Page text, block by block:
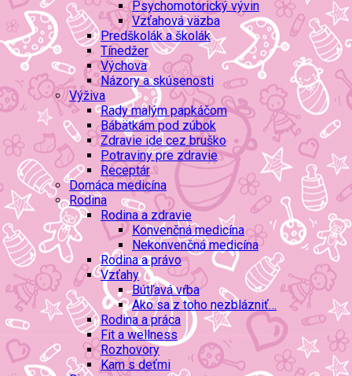
Psychomotorický vývin
Vzťahová väzba
Predškolák a školák
Tínedžer
Výchova
Názory a skúsenosti
Výživa
Rady malým papkáčom
Bábätkám pod zúbok
Zdravie ide cez bruško
Potraviny pre zdravie
Receptár
Domáca medicína
Rodina
Rodina a zdravie
Konvenčná medicína
Nekonvenčná medicína
Rodina a právo
Vzťahy
Bútľavá vŕba
Ako sa z toho nezblázniť…
Rodina a práca
Fit a wellness
Rozhovory
Kam s deťmi